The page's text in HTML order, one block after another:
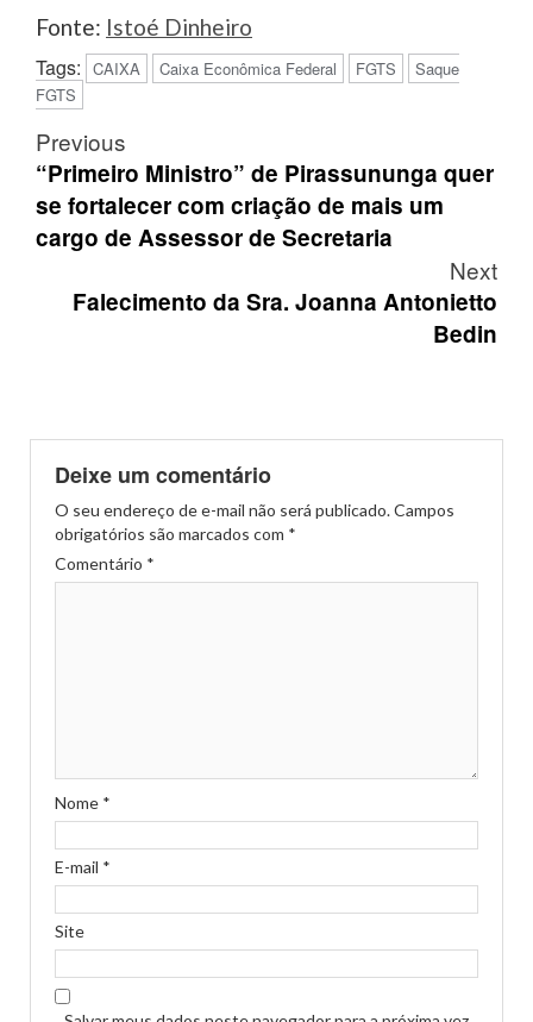
Fonte: Istoé Dinheiro
Tags: CAIXA Caixa Econômica Federal FGTS
Saque
FGTS
Post
navigation
Previous
“Primeiro Ministro” de Pirassununga quer
se fortalecer com criação de mais um
cargo de Assessor de Secretaria
Next
Falecimento da Sra. Joanna Antonietto
Bedin
Deixe um comentário
O seu endereço de e-mail não será publicado.Campos
obrigatórios são marcados com *
Comentário *
Nome *
E-mail *
Site